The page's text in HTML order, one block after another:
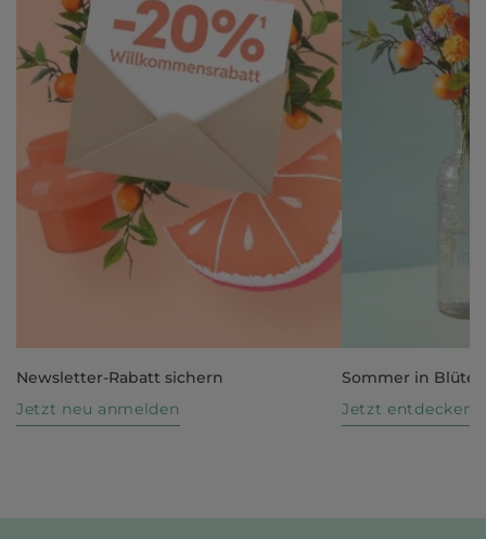
Newsletter-Rabatt sichern
Jetzt neu anmelden
Sommer in Blüte
Jetzt entdecken